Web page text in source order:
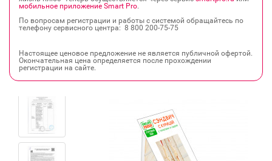
мобильное приложение Smart Pro.
По вопросам регистрации и работы с системой обращайтесь по
телефону сервисного центра: 8 800 200‐75‐75
Настоящее ценовое предложение не является публичной офертой.
Окончательная цена определяется после прохождении
регистрации на сайте.